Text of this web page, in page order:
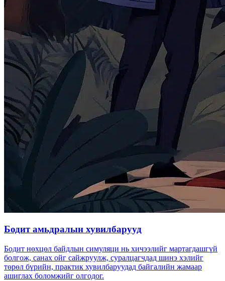
Бодит амьдралын хувилбарууд
Бодит нөхцөл байдлын симуляци нь хичээлийг мартагдашгүй
болгож, санах ойг сайжруулж, суралцагчдад шинэ хэлийг
төрөл бүрийн, практик хувилбаруудад байгалийн жамаар
ашиглах боломжийг олгодог.